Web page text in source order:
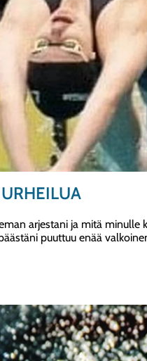
arjestani ja mitä
puuttuu enää